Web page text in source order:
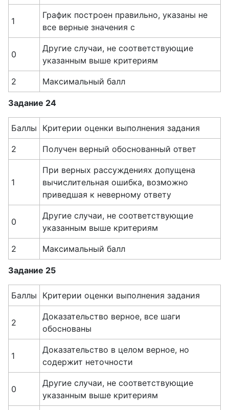
1
График построен правильно, указаны не
все верные значения c
0
Другие случаи, не соответствующие
указанным выше критериям
2 Максимальный балл
Задание 24
Баллы Критерии оценки выполнения задания
2 Получен верный обоснованный ответ
1
При верных рассуждениях допущена
вычислительная ошибка, возможно
приведшая к неверному ответу
0
Другие случаи, не соответствующие
указанным выше критериям
2 Максимальный балл
Задание 25
Баллы Критерии оценки выполнения задания
2
Доказательство верное, все шаги
обоснованы
1
Доказательство в целом верное, но
содержит неточности
0
Другие случаи, не соответствующие
указанным выше критериям